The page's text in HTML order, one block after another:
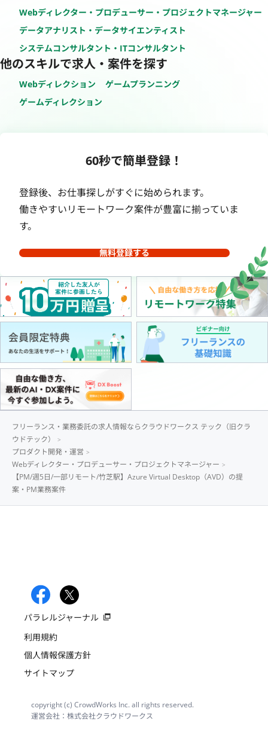
Webディレクター・プロデューサー・プロジェクトマネージャー
データアナリスト・データサイエンティスト
システムコンサルタント・ITコンサルタント
他のスキルで求人・案件を探す
Webディレクション
ゲームプランニング
ゲームディレクション
60秒で簡単登録！
登録後、お仕事探しがすぐに始められます。
働きやすいリモートワーク案件が豊富に揃っていま
す。
無料登録する
フリーランス・業務委託の求人情報ならクラウドワークス テック（旧クラ
ウドテック）
プロダクト開発・運営
Webディレクター・プロデューサー・プロジェクトマネージャー
【PM/週5日/一部リモート/竹芝駅】Azure Virtual Desktop（AVD）の提
案・PM業務案件
パラレルジャーナル
利用規約
個人情報保護方針
サイトマップ
copyright (c) CrowdWorks Inc. all rights reserved.
運営会社：株式会社クラウドワークス